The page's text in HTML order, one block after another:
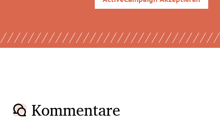
Kommentare